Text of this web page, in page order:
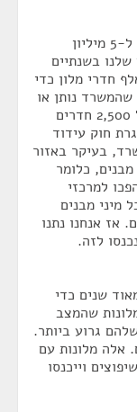
אנחנו מעריכים, היעד שלנו, להגיע ב-2015 ל-5 מיליון
בשנתיים
עברנו בצורה יפה. נזדקק ל-19 אלף חדרי מלון כדי
שהמשרד נותן או
ייתן, כרגע דברים שנעשו, יש סדר גודל של 2,500 חדרים
חוק עידוד
בעיקר באזור
כלומר
למרכזי
מיני מבנים
אז אנחנו נתנו
לזה.
שנים כדי
שהמצב
גרוע ביותר.
אלה מלונות עם
וייכנסו